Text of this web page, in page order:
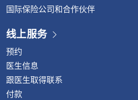
国际保险公司和合作伙伴
线上服务
预约
医生信息
跟医生取得联系
付款